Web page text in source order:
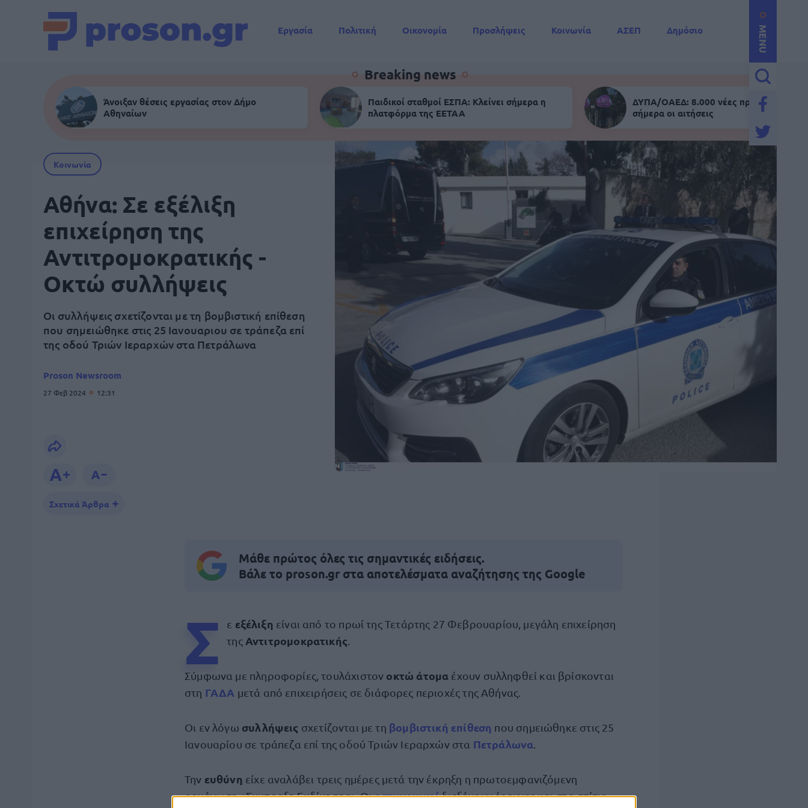
MENU
Εργασία Πολιτική Οικονομία Προσλήψεις Κοινωνία ΑΣΕΠ
Δημόσιο
Breaking news
Άνοιξαν θέσεις εργασίας στον Δήμο
Αθηναίων
Παιδικοί σταθμοί ΕΣΠΑ: Κλείνει σήμερα η
πλατφόρμα της ΕΕΤΑΑ
ΔΥΠΑ/ΟΑΕΔ: 8.000 νέες προσλήψεις -
σήμερα οι αιτήσεις
Κοινωνία
Αθήνα: Σε εξέλιξη
επιχείρηση της
Αντιτρομοκρατικής -
Οκτώ συλλήψεις
Οι συλλήψεις σχετίζονται με τη βομβιστική επίθεση
που σημειώθηκε στις 25 Ιανουαριου σε τράπεζα επί
της οδού Τριών Ιεραρχών στα Πετράλωνα
Proson Newsroom
27 Φεβ 2024 12:31
Σχετικά Άρθρα
Μάθε πρώτος όλες τις σημαντικές ειδήσεις.
Βάλε το proson.gr στα αποτελέσματα αναζήτησης της Google
Σ ε εξέλιξη είναι από το πρωί της Τετάρτης 27 Φεβρουαρίου, μεγάλη επιχείρηση
της Αντιτρομοκρατικής
Σύμφωνα με πληροφορίες, τουλάχιστον οκτώ άτομα έχουν συλληφθεί και βρίσκονται
στη ΓΑΔΑ μετά από επιχειρήσεις σε διάφορες περιοχές της Αθήνας.
Οι εν λόγω συλλήψεις σχετίζονται με τη βομβιστική επίθεση που σημειώθηκε στις 25
Ιανουαρίου σε τράπεζα επί της οδού Τριών Ιεραρχών στα Πετράλωνα
Την ευθύνη είχε αναλάβει τρεις ημέρες μετά την έκρηξη η πρωτοεμφανιζόμενη
οργάνωση «Συμπραξη Εκδίκησης». Οιαστυνομικοίδιεξάγουν έρευνες και στα σπίτια